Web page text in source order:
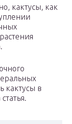
кактусы, как
кактусы в